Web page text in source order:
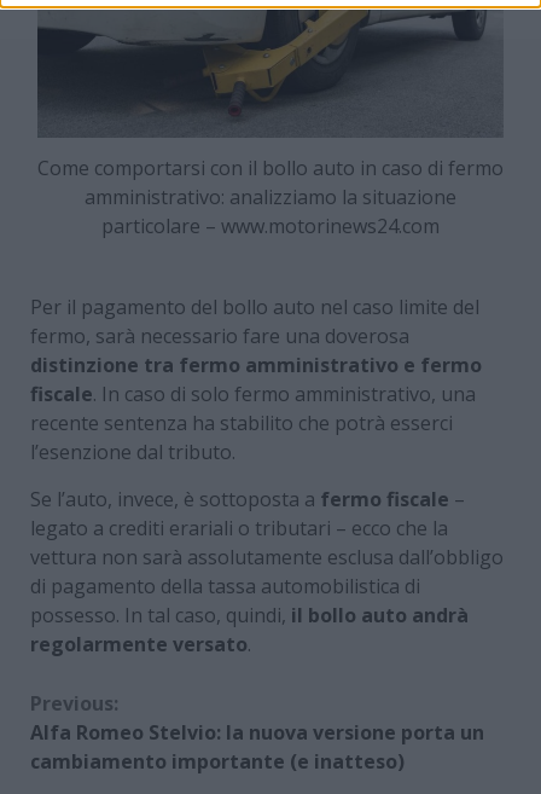
Come comportarsi con il bollo auto in caso di fermo
amministrativo: analizziamo la situazione
particolare – www.motorinews24.com
Per il pagamento del bollo auto nel caso limite del
fermo, sarà necessario fare una doverosa
distinzione tra fermo amministrativo e fermo
fiscale. In caso di solo fermo amministrativo, una
recente sentenza ha stabilito che potrà esserci
l’esenzione dal tributo.
Se l’auto, invece, è sottoposta a fermo fiscale –
legato a crediti erariali o tributari – ecco che la
vettura non sarà assolutamente esclusa dall’obbligo
di pagamento della tassa automobilistica di
possesso. In tal caso, quindi, il bollo auto andrà
regolarmente versato.
Continue
Reading
Previous:
Alfa Romeo Stelvio: la nuova versione porta un
cambiamento importante (e inatteso)